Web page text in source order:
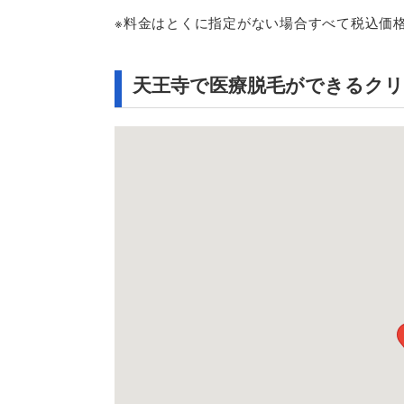
※料金はとくに指定がない場合すべて税込価格
天王寺で医療脱毛ができるク